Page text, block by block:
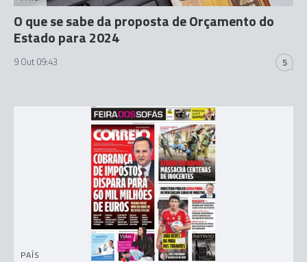
O que se sabe da proposta de Orçamento do
Estado para 2024
9 Out 09:43 5
PAÍS